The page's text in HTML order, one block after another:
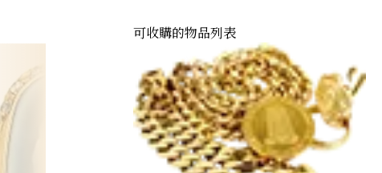
可收購的物品列表